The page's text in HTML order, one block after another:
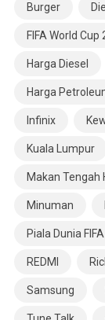
Burger
FIFA World Cup
Harga Diesel
Harga
Infinix
Kuala Lumpur
Makan Tengah
Minuman
Piala Dunia
REDMI
Samsung